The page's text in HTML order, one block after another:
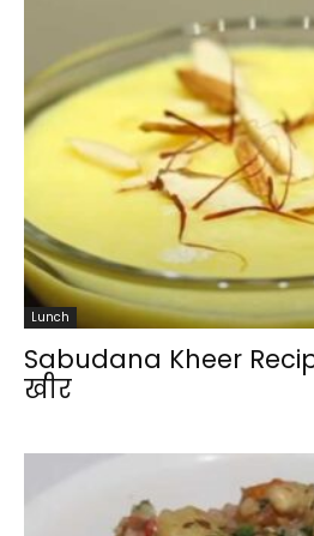
Lunch
Sabudana Kheer
खीर